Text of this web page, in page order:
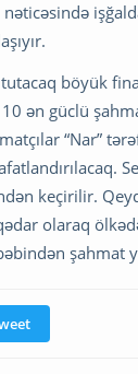
tutacaq böyük
ən güclü
“Nar”
keçirilir.
olaraq
şahmat